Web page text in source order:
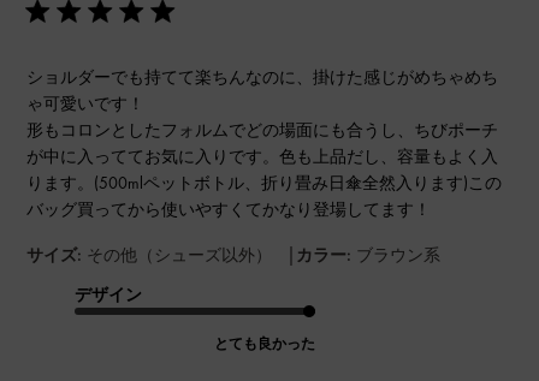
ショルダーでも持てて楽ちんなのに、掛けた感じがめちゃめち
ゃ可愛いです！
形もコロンとしたフォルムでどの場面にも合うし、ちびポーチ
が中に入っててお気に入りです。色も上品だし、容量もよく入
ります。(500mlペットボトル、折り畳み日傘全然入ります)この
バッグ買ってから使いやすくてかなり登場してます！
サイズ: その他（シューズ以外） | カラー: ブラウン系
デザイン
とても良かった